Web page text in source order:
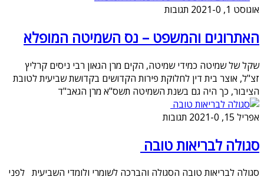
אוגוסט 1, 2021 -0 תגובות
האתרוגים והמשפט – נס השמיטה המופלא
שקל של שמיטה כמידי שמיטה, הקים מרן הגאון רבי ניסים קרליץ
זצ"ל, אוצר בית דין לחלוקת פירות הקדושים בקדושת שביעית לטובת
הציבור, כך היה גם בשנת השמיטה תשס"א מרן הגאב"ד
אפריל 15, 2021
-0 תגובות
סגולה לבריאות טובה
סגולה לבריאות טובה הסגולה והברכה לשומרי ולומדי השביעית לפני